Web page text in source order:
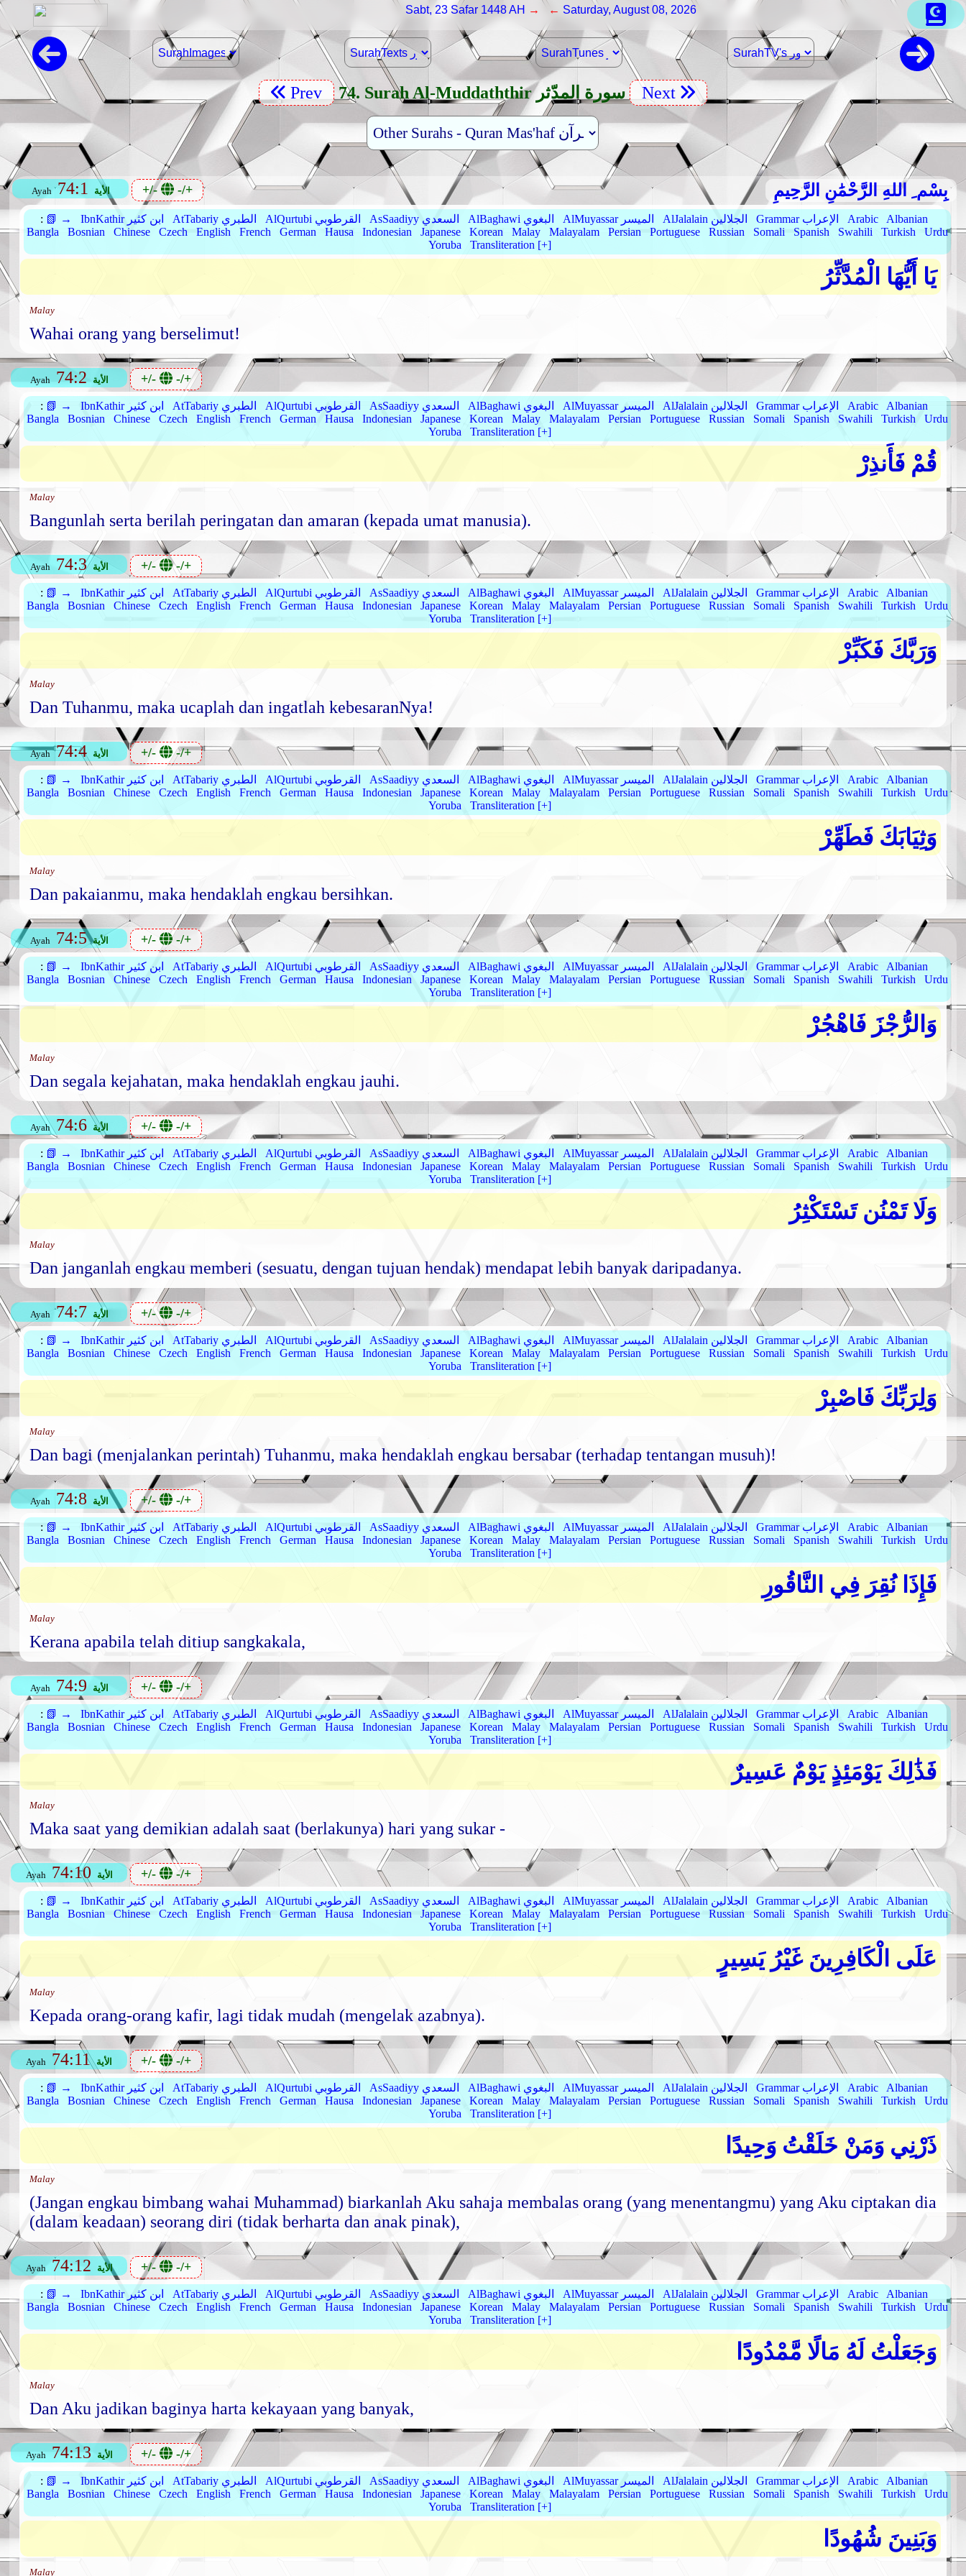
Sabt, 23 Safar 1448 AH → ← Saturday, August 08, 2026
Prev 74. Surah Al-Muddaththir سورة المدّثر Next
Ayah 74:1 الأية +/- -/+ بِسْم ِ اللهِ الرَّحْمَٰنِ الرَّحِيمِ
: 📗 → IbnKathir ابن كثير AtTabariy الطبري AlQurtubi القرطوبي AsSaadiyy السعدي AlBaghawi البغوي AlMuyassar الميسر AlJalalain الجلالين Grammar الإعراب Arabic
Albanian
Bangla
Bosnian Chinese Czech English French German Hausa Indonesian Japanese Korean Malay Malayalam Persian Portuguese Russian Somali Spanish Swahili Turkish
Urdu
Yoruba
Transliteration [+]
يَا أَيُّهَا الْمُدَّثِّرُ
Malay
Wahai orang yang berselimut!
Ayah 74:2 الأية +/- -/+
: 📗 → IbnKathir ابن كثير AtTabariy الطبري AlQurtubi القرطوبي AsSaadiyy السعدي AlBaghawi البغوي AlMuyassar الميسر AlJalalain الجلالين Grammar الإعراب Arabic
Albanian
Bangla
Bosnian Chinese Czech English French German Hausa Indonesian Japanese Korean Malay Malayalam Persian Portuguese Russian Somali Spanish Swahili Turkish
Urdu
Yoruba
Transliteration [+]
قُمْ فَأَنذِرْ
Malay
Bangunlah serta berilah peringatan dan amaran (kepada umat manusia).
Ayah 74:3 الأية +/- -/+
: 📗 → IbnKathir ابن كثير AtTabariy الطبري AlQurtubi القرطوبي AsSaadiyy السعدي AlBaghawi البغوي AlMuyassar الميسر AlJalalain الجلالين Grammar الإعراب Arabic
Albanian
Bangla
Bosnian Chinese Czech English French German Hausa Indonesian Japanese Korean Malay Malayalam Persian Portuguese Russian Somali Spanish Swahili Turkish
Urdu
Yoruba
Transliteration [+]
وَرَبَّكَ فَكَبِّرْ
Malay
Dan Tuhanmu, maka ucaplah dan ingatlah kebesaranNya!
Ayah 74:4 الأية +/- -/+
: 📗 → IbnKathir ابن كثير AtTabariy الطبري AlQurtubi القرطوبي AsSaadiyy السعدي AlBaghawi البغوي AlMuyassar الميسر AlJalalain الجلالين Grammar الإعراب Arabic
Albanian
Bangla
Bosnian Chinese Czech English French German Hausa Indonesian Japanese Korean Malay Malayalam Persian Portuguese Russian Somali Spanish Swahili Turkish
Urdu
Yoruba
Transliteration [+]
وَثِيَابَكَ فَطَهِّرْ
Malay
Dan pakaianmu, maka hendaklah engkau bersihkan.
Ayah 74:5 الأية +/- -/+
: 📗 → IbnKathir ابن كثير AtTabariy الطبري AlQurtubi القرطوبي AsSaadiyy السعدي AlBaghawi البغوي AlMuyassar الميسر AlJalalain الجلالين Grammar الإعراب Arabic
Albanian
Bangla
Bosnian Chinese Czech English French German Hausa Indonesian Japanese Korean Malay Malayalam Persian Portuguese Russian Somali Spanish Swahili Turkish
Urdu
Yoruba
Transliteration [+]
وَالرُّجْزَ فَاهْجُرْ
Malay
Dan segala kejahatan, maka hendaklah engkau jauhi.
Ayah 74:6 الأية +/- -/+
: 📗 → IbnKathir ابن كثير AtTabariy الطبري AlQurtubi القرطوبي AsSaadiyy السعدي AlBaghawi البغوي AlMuyassar الميسر AlJalalain الجلالين Grammar الإعراب Arabic
Albanian
Bangla
Bosnian Chinese Czech English French German Hausa Indonesian Japanese Korean Malay Malayalam Persian Portuguese Russian Somali Spanish Swahili Turkish
Urdu
Yoruba
Transliteration [+]
وَلَا تَمْنُن تَسْتَكْثِرُ
Malay
Dan janganlah engkau memberi (sesuatu, dengan tujuan hendak) mendapat lebih banyak daripadanya.
Ayah 74:7 الأية +/- -/+
: 📗 → IbnKathir ابن كثير AtTabariy الطبري AlQurtubi القرطوبي AsSaadiyy السعدي AlBaghawi البغوي AlMuyassar الميسر AlJalalain الجلالين Grammar الإعراب Arabic
Albanian
Bangla
Bosnian Chinese Czech English French German Hausa Indonesian Japanese Korean Malay Malayalam Persian Portuguese Russian Somali Spanish Swahili Turkish
Urdu
Yoruba
Transliteration [+]
وَلِرَبِّكَ فَاصْبِرْ
Malay
Dan bagi (menjalankan perintah) Tuhanmu, maka hendaklah engkau bersabar (terhadap tentangan musuh)!
Ayah 74:8 الأية +/- -/+
: 📗 → IbnKathir ابن كثير AtTabariy الطبري AlQurtubi القرطوبي AsSaadiyy السعدي AlBaghawi البغوي AlMuyassar الميسر AlJalalain الجلالين Grammar الإعراب Arabic
Albanian
Bangla
Bosnian Chinese Czech English French German Hausa Indonesian Japanese Korean Malay Malayalam Persian Portuguese Russian Somali Spanish Swahili Turkish
Urdu
Yoruba
Transliteration [+]
فَإِذَا نُقِرَ فِي النَّاقُورِ
Malay
Kerana apabila telah ditiup sangkakala,
Ayah 74:9 الأية +/- -/+
: 📗 → IbnKathir ابن كثير AtTabariy الطبري AlQurtubi القرطوبي AsSaadiyy السعدي AlBaghawi البغوي AlMuyassar الميسر AlJalalain الجلالين Grammar الإعراب Arabic
Albanian
Bangla
Bosnian Chinese Czech English French German Hausa Indonesian Japanese Korean Malay Malayalam Persian Portuguese Russian Somali Spanish Swahili Turkish
Urdu
Yoruba
Transliteration [+]
فَذَٰلِكَ يَوْمَئِذٍ يَوْمٌ عَسِيرٌ
Malay
Maka saat yang demikian adalah saat (berlakunya) hari yang sukar -
Ayah 74:10 الأية +/- -/+
: 📗 → IbnKathir ابن كثير AtTabariy الطبري AlQurtubi القرطوبي AsSaadiyy السعدي AlBaghawi البغوي AlMuyassar الميسر AlJalalain الجلالين Grammar الإعراب Arabic
Albanian
Bangla
Bosnian Chinese Czech English French German Hausa Indonesian Japanese Korean Malay Malayalam Persian Portuguese Russian Somali Spanish Swahili Turkish
Urdu
Yoruba
Transliteration [+]
عَلَى الْكَافِرِينَ غَيْرُ يَسِيرٍ
Malay
Kepada orang-orang kafir, lagi tidak mudah (mengelak azabnya).
Ayah 74:11 الأية +/- -/+
: 📗 → IbnKathir ابن كثير AtTabariy الطبري AlQurtubi القرطوبي AsSaadiyy السعدي AlBaghawi البغوي AlMuyassar الميسر AlJalalain الجلالين Grammar الإعراب Arabic
Albanian
Bangla
Bosnian Chinese Czech English French German Hausa Indonesian Japanese Korean Malay Malayalam Persian Portuguese Russian Somali Spanish Swahili Turkish
Urdu
Yoruba
Transliteration [+]
ذَرْنِي وَمَنْ خَلَقْتُ وَحِيدًا
Malay
(Jangan engkau bimbang wahai Muhammad) biarkanlah Aku sahaja membalas orang (yang menentangmu) yang Aku ciptakan dia
(dalam keadaan) seorang diri (tidak berharta dan anak pinak),
Ayah 74:12 الأية +/- -/+
: 📗 → IbnKathir ابن كثير AtTabariy الطبري AlQurtubi القرطوبي AsSaadiyy السعدي AlBaghawi البغوي AlMuyassar الميسر AlJalalain الجلالين Grammar الإعراب Arabic
Albanian
Bangla
Bosnian Chinese Czech English French German Hausa Indonesian Japanese Korean Malay Malayalam Persian Portuguese Russian Somali Spanish Swahili Turkish
Urdu
Yoruba
Transliteration [+]
وَجَعَلْتُ لَهُ مَالًا مَّمْدُودًا
Malay
Dan Aku jadikan baginya harta kekayaan yang banyak,
Ayah 74:13 الأية +/- -/+
: 📗 → IbnKathir ابن كثير AtTabariy الطبري AlQurtubi القرطوبي AsSaadiyy السعدي AlBaghawi البغوي AlMuyassar الميسر AlJalalain الجلالين Grammar الإعراب Arabic
Albanian
Bangla
Bosnian Chinese Czech English French German Hausa Indonesian Japanese Korean Malay Malayalam Persian Portuguese Russian Somali Spanish Swahili Turkish
Urdu
Yoruba
Transliteration [+]
وَبَنِينَ شُهُودًا
Malay